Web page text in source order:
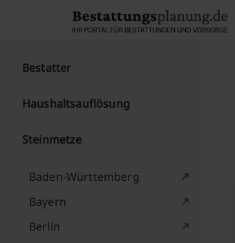
Bestatter
Haushaltsauflösung
Steinmetze
Baden-Württemberg
Bayern
Berlin